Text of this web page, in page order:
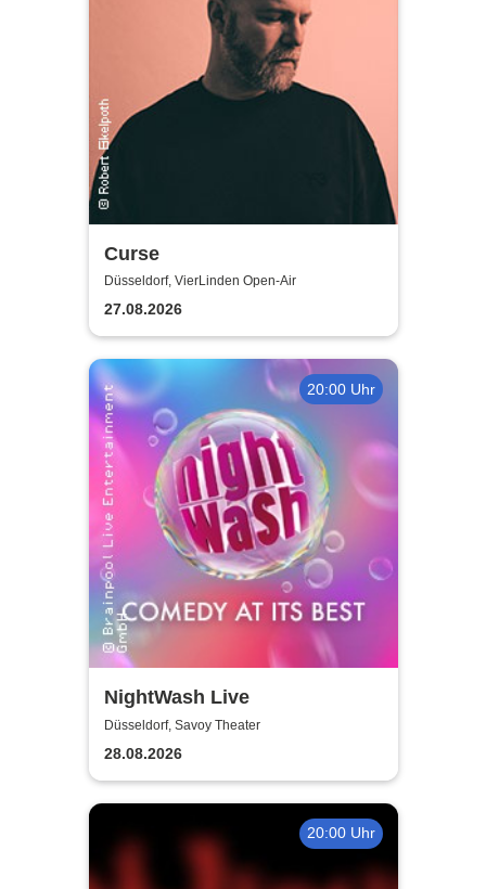
Curse
Düsseldorf, VierLinden Open-Air
27.08.2026
20:00 Uhr
NightWash Live
Düsseldorf, Savoy Theater
28.08.2026
20:00 Uhr